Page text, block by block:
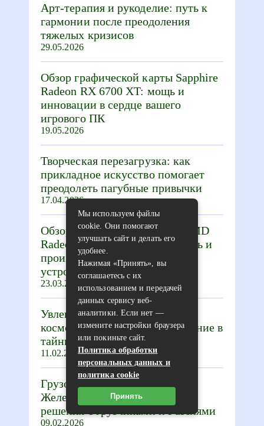
Арт-терапия и рукоделие: путь к
гармонии после преодоления
тяжелых кризисов
29.05.2026
Обзор графической карты Sapphire
Radeon RX 6700 XT: мощь и
инновации в сердце вашего
игрового ПК
19.05.2026
Творческая перезагрузка: как
прикладное искусство помогает
преодолеть пагубные привычки
17.04.2026
Обзор видеокарты Sapphire AMD
Radeon RX 570 Nitro: мощность и
производительность в одном
устройстве
23.03.2026
Увлекательные экскурсии на
космодром Байконур: погружение в
тайны космоса
11.02.2026
Грузоперевозки в
Железнодорожном: надежные
решения с грузчиками и Газелями
09.02.2026
Мы используем файлы
cookie. Они помогают
улучшать сайт и делать его
удобнее.
Нажимая «Принять», вы
соглашаетесь с их
использованием и передачей
данных сервису веб-
аналитики. Если нет —
измените настройки браузера
или покиньте сайт.
Политика обработки
персональных данных и
политика cookie
Принять